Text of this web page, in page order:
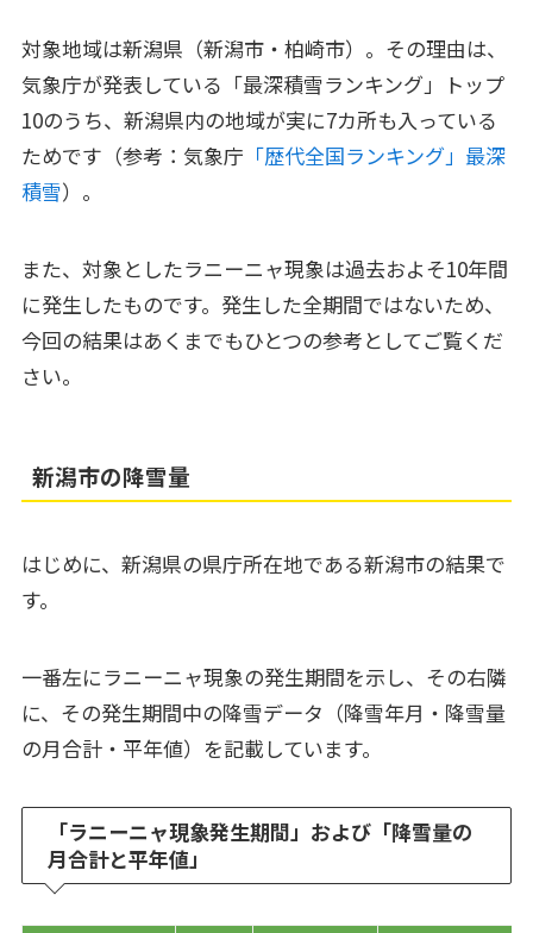
対象地域は新潟県（新潟市・柏崎市）。その理由は、
気象庁が発表している「最深積雪ランキング」トップ
10のうち、新潟県内の地域が実に7カ所も入っている
ためです（参考：気象庁 「歴代全国ランキング」最深
積雪）。
また、対象としたラニーニャ現象は過去およそ10年間
に発生したものです。発生した全期間ではないため、
今回の結果はあくまでもひとつの参考としてご覧くだ
さい。
新潟市の降雪量
はじめに、新潟県の県庁所在地である新潟市の結果で
す。
一番左にラニーニャ現象の発生期間を示し、その右隣
に、その発生期間中の降雪データ（降雪年月・降雪量
の月合計・平年値）を記載しています。
「ラニーニャ現象発生期間」および「降雪量の
月合計と平年値」